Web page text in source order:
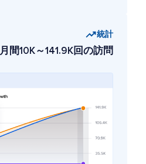
統計
月間10K～141.9K回の訪問